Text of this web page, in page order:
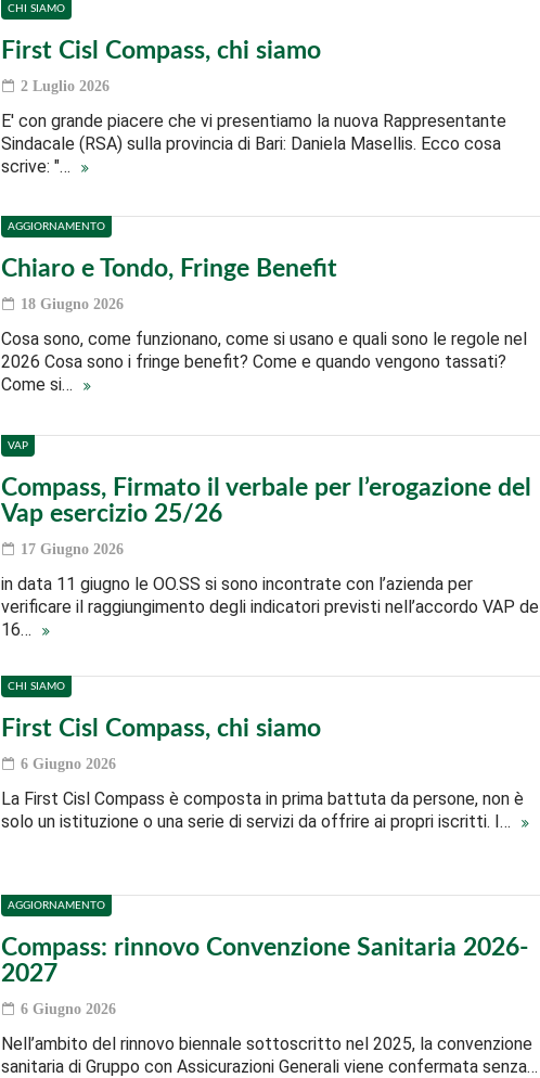
CHI SIAMO
First Cisl Compass, chi siamo
2 Luglio 2026
E' con grande piacere che vi presentiamo la nuova Rappresentante
Sindacale (RSA) sulla provincia di Bari: Daniela Masellis. Ecco cosa
scrive: "…
AGGIORNAMENTO
Chiaro e Tondo, Fringe Benefit
18 Giugno 2026
Cosa sono, come funzionano, come si usano e quali sono le regole nel
2026 Cosa sono i fringe benefit? Come e quando vengono tassati?
Come si…
VAP
Compass, Firmato il verbale per l’erogazione del
Vap esercizio 25/26
17 Giugno 2026
in data 11 giugno le OO.SS si sono incontrate con l’azienda per
verificare il raggiungimento degli indicatori previsti nell’accordo VAP del
16…
CHI SIAMO
First Cisl Compass, chi siamo
6 Giugno 2026
La First Cisl Compass è composta in prima battuta da persone, non è
solo un istituzione o una serie di servizi da offrire ai propri iscritti. I…
AGGIORNAMENTO
Compass: rinnovo Convenzione Sanitaria 2026-
2027
6 Giugno 2026
Nell’ambito del rinnovo biennale sottoscritto nel 2025, la convenzione
sanitaria di Gruppo con Assicurazioni Generali viene confermata senza…